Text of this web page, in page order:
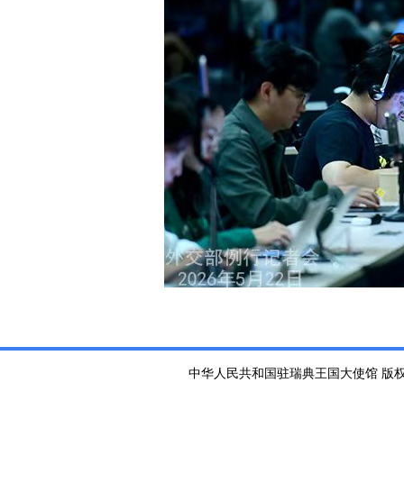
中华人民共和国驻瑞典王国大使馆 版